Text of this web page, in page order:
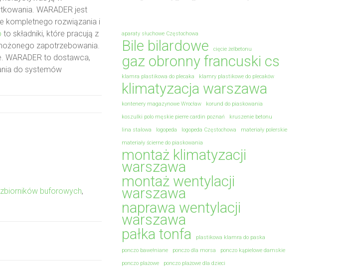
WARADER jest
kompletnego rozwiązania i
to składniki, które pracują z
zapotrzebowania.
WARADER to dostawca,
do systemów
buforowych,
aparaty słuchowe Częstochowa
Bile bilardowe cięcie żelbetonu
gaz obronny francuski cs
klamra plastikowa do plecaka klamry plastikowe do plecaków
klimatyzacja warszawa
kontenery magazynowe Wrocław
korund do piaskowania
koszulki polo męskie pierre cardin poznań
kruszenie betonu
lina stalowa
logopeda logopeda Częstochowa
materiały polerskie
materiały ścierne do piaskowania
montaż klimatyzacji
warszawa
montaż wentylacji
warszawa
naprawa wentylacji
warszawa
pałka tonfa
plastikowa klamra do paska
ponczo bawełniane
ponczo dla morsa
ponczo kąpielowe damskie
ponczo plażowe
ponczo plażowe dla dzieci